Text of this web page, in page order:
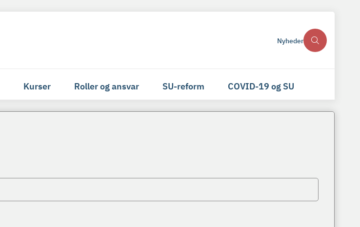
Nyheder
Kurser Roller og ansvar SU-reform COVID-19 og SU